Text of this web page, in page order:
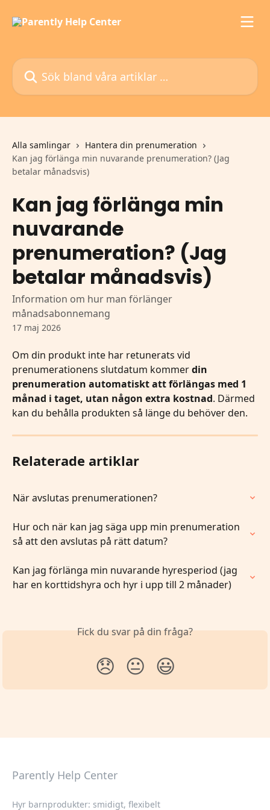
Sök bland våra artiklar …
Alla samlingar
Hantera din prenumeration
Kan jag förlänga min nuvarande prenumeration? (Jag
betalar månadsvis)
Kan jag förlänga min
nuvarande
prenumeration? (Jag
betalar månadsvis)
Information om hur man förlänger
månadsabonnemang
17 maj 2026
Om din produkt inte har retunerats vid
prenumerationens slutdatum kommer din
prenumeration automatiskt att förlängas med 1
månad i taget, utan någon extra kostnad. Därmed
kan du behålla produkten så länge du behöver den.
Relaterade artiklar
När avslutas prenumerationen?
Hur och när kan jag säga upp min prenumeration
så att den avslutas på rätt datum?
Kan jag förlänga min nuvarande hyresperiod (jag
har en korttidshyra och hyr i upp till 2 månader)
Fick du svar på din fråga?
😞 😐 😃
Parently Help Center
Hyr barnprodukter: smidigt, flexibelt